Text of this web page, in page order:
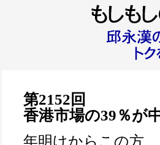
第2152回
香港市場の39％が
年明けからこの方、